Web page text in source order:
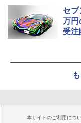
セ
万円
受注
本サイトのご利用につ